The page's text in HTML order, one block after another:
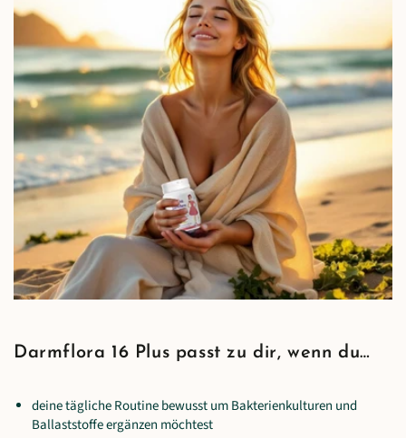
Darmflora 16 Plus passt zu dir, wenn du…
deine tägliche Routine bewusst um Bakterienkulturen und
Ballaststoffe ergänzen möchtest